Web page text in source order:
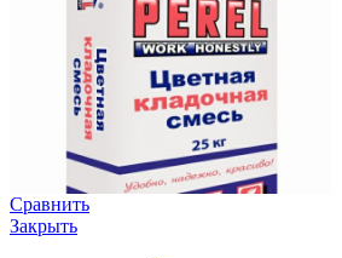
Сравнить
Закрыть